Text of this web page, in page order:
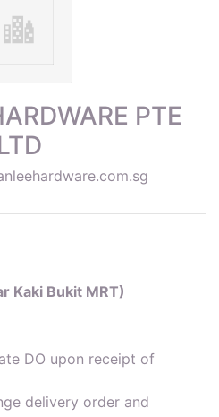
PTE
Kaki Bukit MRT)
DO upon receipt of
delivery order and